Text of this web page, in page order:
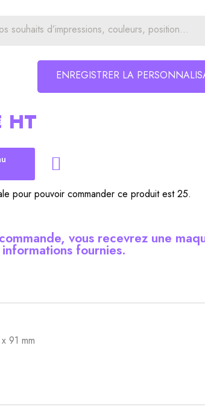
ENREGISTRER LA
HT
pour pouvoir commander ce produit est 25.
vous recevrez une
fournies.
91 mm